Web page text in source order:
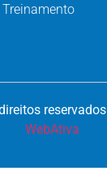
Treinamento
WebAtiva